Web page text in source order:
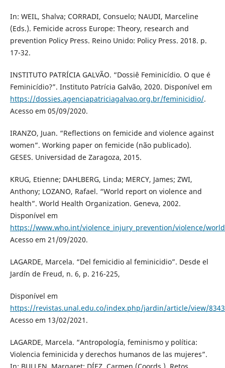
In: WEIL, Shalva; CORRADI, Consuelo; NAUDI, Marceline
(Eds.). Femicide across Europe: Theory, research and
prevention Policy Press. Reino Unido: Policy Press. 2018. p.
17-32.
INSTITUTO PATRÍCIA GALVÃO. “Dossiê Feminicídio. O que é
Feminicídio?”. Instituto Patrícia Galvão, 2020. Disponível em
https://dossies.agenciapatriciagalvao.org.br/feminicidio/.
Acesso em 05/09/2020.
IRANZO, Juan. “Reflections on femicide and violence against
women”. Working paper on femicide (não publicado).
GESES. Universidad de Zaragoza, 2015.
KRUG, Etienne; DAHLBERG, Linda; MERCY, James; ZWI,
Anthony; LOZANO, Rafael. “World report on violence and
health”. World Health Organization. Geneva, 2002.
Disponível em
https://www.who.int/violence_injury_prevention/violence/
Acesso em 21/09/2020.
LAGARDE, Marcela. “Del femicidio al feminicidio”. Desde el
Jardín de Freud, n. 6, p. 216-225,
Disponível em
https://revistas.unal.edu.co/index.php/jardin/article/view/8343
Acesso em 13/02/2021.
LAGARDE, Marcela. “Antropología, feminismo y política:
Violencia feminicida y derechos humanos de las mujeres”.